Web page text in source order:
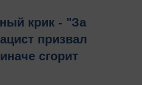
крик - "За
призвал
сгорит